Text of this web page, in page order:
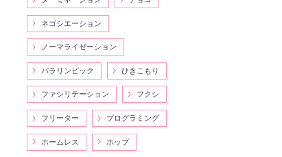
ネゴシエーション
ノーマライゼーション
パラリンピック ひきこもり
ファシリテーション フクシ
フリーター プログラミング
ホームレス ホップ